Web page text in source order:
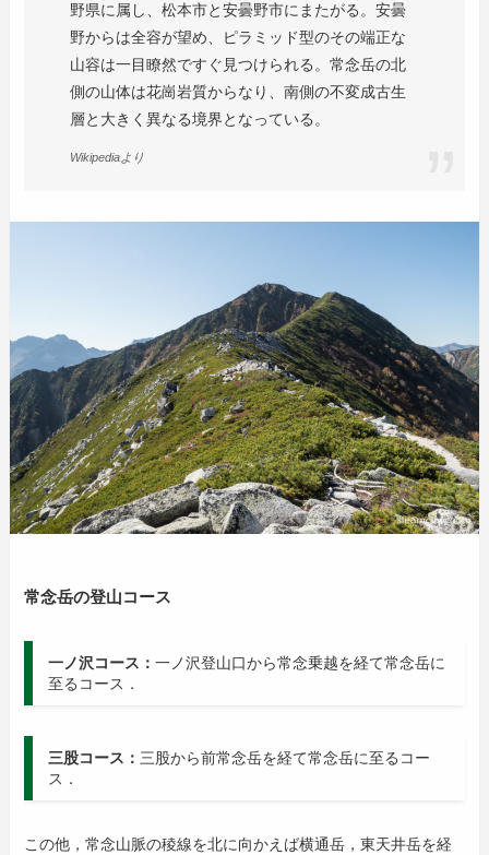
野県に属し、松本市と安曇野市にまたがる。安曇
野からは全容が望め、ピラミッド型のその端正な
山容は一目瞭然ですぐ見つけられる。常念岳の北
側の山体は花崗岩質からなり、南側の不変成古生
層と大きく異なる境界となっている。
Wikipediaより
常念岳の登山コース
一ノ沢コース：一ノ沢登山口から常念乗越を経て常念岳に
至るコース．
三股コース： 三股から前常念岳を経て常念岳に至るコー
ス．
この他，常念山脈の稜線を北に向かえば横通岳，東天井岳を経